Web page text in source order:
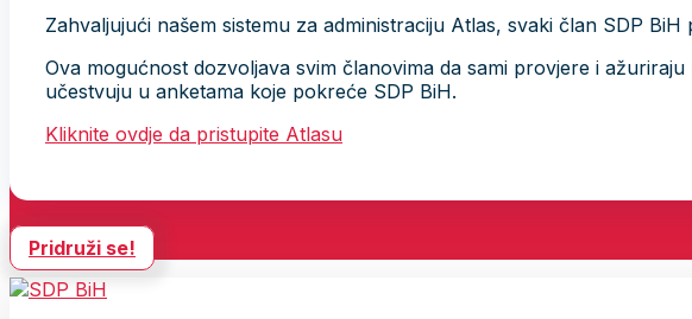
Zahvaljujući našem sistemu za administraciju Atlas, svaki član SDP
Ova mogućnost dozvoljava svim članovima da sami provjere i
učestvuju u anketama koje pokreće SDP BiH.
Kliknite ovdje da pristupite Atlasu
Pridruži se!